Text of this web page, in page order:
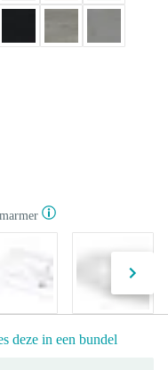
deze in een bundel